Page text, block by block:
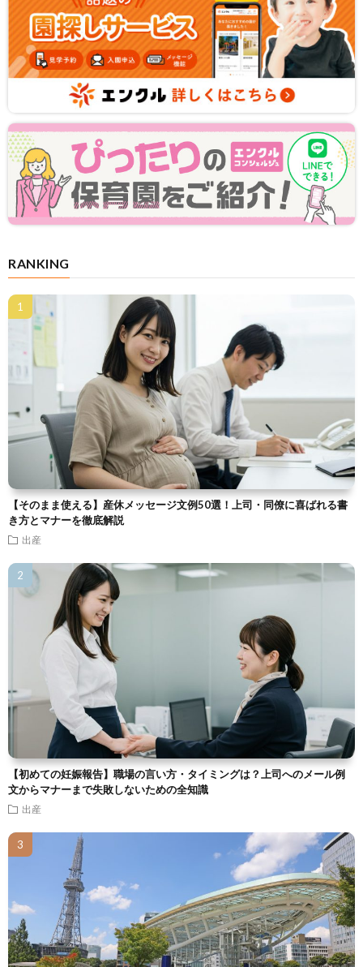
RANKING
【そのまま使える】産休メッセージ文例50選！上司・同僚に喜ばれる書
き方とマナーを徹底解説
出産
【初めての妊娠報告】職場の言い方・タイミングは？上司へのメール例
文からマナーまで失敗しないための全知識
出産